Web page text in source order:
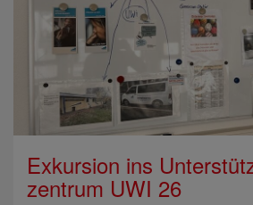
Exkursion ins
zentrum UWI 26